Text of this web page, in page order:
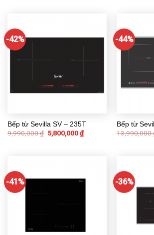
-42%
Bếp từ Sevilla SV – 235T
9,990,000₫ 5,800,000₫
-44%
Bếp từ
13,990,000
-41% -36%